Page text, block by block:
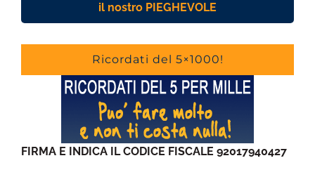
il nostro PIEGHEVOLE
Ricordati del 5×1000!
FIRMA E INDICA IL CODICE FISCALE 92017940427